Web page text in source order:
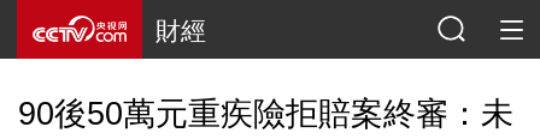
財經
90後50萬元重疾險拒賠案終審：未